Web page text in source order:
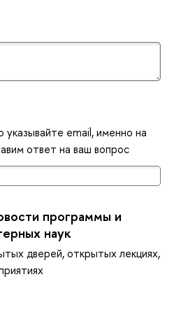
email, именно на
ответ на ваш вопрос
программы и
наук
дверей, открытых лекциях,